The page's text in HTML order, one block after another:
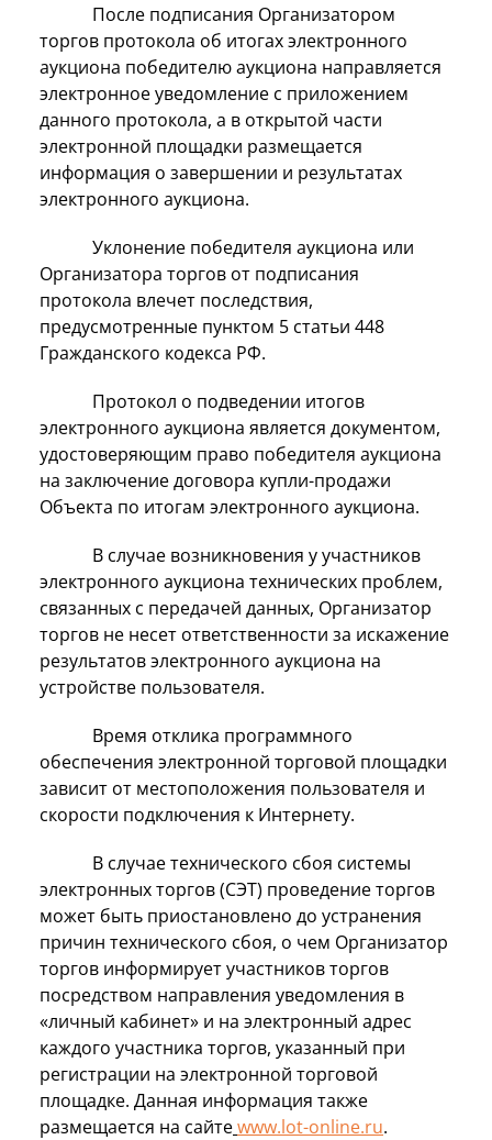
После подписания Организатором
торгов протокола об итогах электронного
аукциона победителю аукциона направляется
электронное уведомление с приложением
данного протокола, а в открытой части
электронной площадки размещается
информация о завершении и результатах
электронного аукциона.
Уклонение победителя аукциона или
Организатора торгов от подписания
протокола влечет последствия,
предусмотренные пунктом 5 статьи 448
Гражданского кодекса РФ.
Протокол о подведении итогов
электронного аукциона является документом,
удостоверяющим право победителя аукциона
на заключение договора купли-продажи
Объекта по итогам электронного аукциона.
В случае возникновения у участников
электронного аукциона технических проблем,
связанных с передачей данных, Организатор
торгов не несет ответственности за искажение
результатов электронного аукциона на
устройстве пользователя.
Время отклика программного
обеспечения электронной торговой площадки
зависит от местоположения пользователя и
скорости подключения к Интернету.
В случае технического сбоя системы
электронных торгов (СЭТ) проведение торгов
может быть приостановлено до устранения
причин технического сбоя, о чем Организатор
торгов информирует участников торгов
посредством направления уведомления в
«личный кабинет» и на электронный адрес
каждого участника торгов, указанный при
регистрации на электронной торговой
площадке. Данная информация также
размещается на сайтеwww.lot-online.ru.